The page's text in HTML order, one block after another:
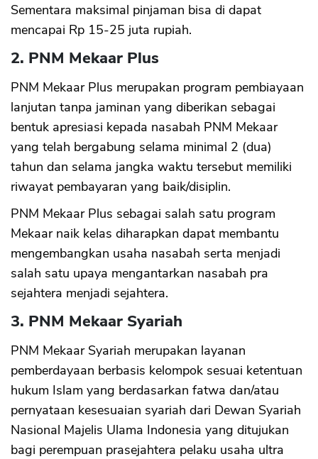
Sementara maksimal pinjaman bisa di dapat
mencapai Rp 15-25 juta rupiah.
2. PNM Mekaar Plus
PNM Mekaar Plus merupakan program pembiayaan
lanjutan tanpa jaminan yang diberikan sebagai
bentuk apresiasi kepada nasabah PNM Mekaar
yang telah bergabung selama minimal 2 (dua)
tahun dan selama jangka waktu tersebut memiliki
riwayat pembayaran yang baik/disiplin.
PNM Mekaar Plus sebagai salah satu program
Mekaar naik kelas diharapkan dapat membantu
mengembangkan usaha nasabah serta menjadi
salah satu upaya mengantarkan nasabah pra
sejahtera menjadi sejahtera.
3. PNM Mekaar Syariah
PNM Mekaar Syariah merupakan layanan
pemberdayaan berbasis kelompok sesuai ketentuan
hukum Islam yang berdasarkan fatwa dan/atau
pernyataan kesesuaian syariah dari Dewan Syariah
Nasional Majelis Ulama Indonesia yang ditujukan
bagi perempuan prasejahtera pelaku usaha ultra